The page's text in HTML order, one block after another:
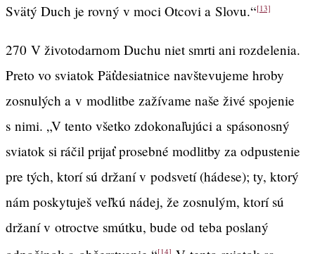
Svätý Duch je rovný v moci Otcovi a Slovu.“[13]
270 V životodarnom Duchu niet smrti ani rozdelenia.
Preto vo sviatok Päťdesiatnice navštevujeme hroby
zosnulých a v modlitbe zažívame naše živé spojenie
s nimi. „V tento všetko zdokonaľujúci a spásonosný
sviatok si ráčil prijať prosebné modlitby za odpustenie
pre tých, ktorí sú držaní v podsvetí (hádese); ty, ktorý
nám poskytuješ veľkú nádej, že zosnulým, ktorí sú
držaní v otroctve smútku, bude od teba poslaný
[14]